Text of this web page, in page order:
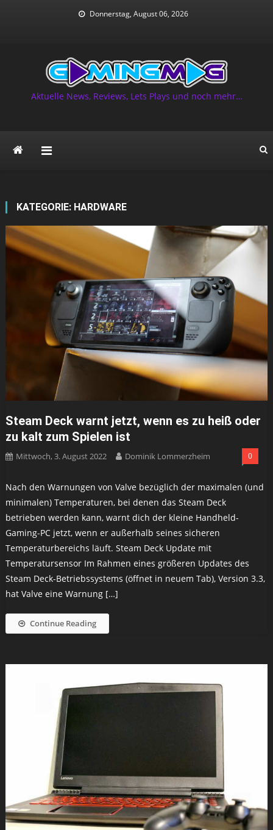
Donnerstag, August 06, 2026
Aktuelle News, Reviews, Lets Plays und noch mehr…
KATEGORIE: HARDWARE
Steam Deck warnt jetzt, wenn es zu heiß oder
zu kalt zum Spielen ist
Mittwoch, 3. August 2022 Dominik Lommerzheim 0
Nach den Warnungen von Valve bezüglich der maximalen (und
minimalen) Temperaturen, bei denen das Steam Deck
betrieben werden kann, warnt dich der kleine Handheld-
Gaming-PC jetzt, wenn er außerhalb seines sicheren
Temperaturbereichs läuft. Steam Deck Update mit
Temperatursensor Im Rahmen eines größeren Updates des
Steam Deck-Betriebssystems (öffnet in neuem Tab), Version 3.3,
hat Valve eine Warnung […]
Continue Reading